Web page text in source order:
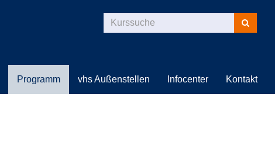
Kurse
suchen
Programm vhs Außenstellen Infocenter Kontakt